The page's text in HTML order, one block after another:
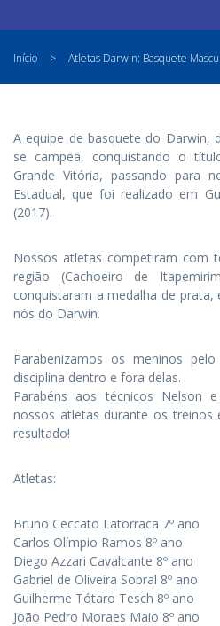
Início > Atletas Darwin: Basquete
A equipe de basquete do Darwin,
se campeã, conquistando o
Grande Vitória, passando para
Estadual, que foi realizado em
(2017).
Nossos atletas competiram com
região (Cachoeiro de
conquistaram a medalha de
nós do Darwin.
Parabenizamos os meninos
disciplina dentro e fora delas.
Parabéns aos técnicos Nelson
nossos atletas durante os
resultado!
Atletas:
Bruno Ceccato Latorraca 7º ano
Carlos Olímpio Ramos 8º ano
Diego Azzari Cavalcante 8º ano
Gabriel de Oliveira Sobral 8º ano
Guilherme Tótaro Tesch 8º ano
João Pedro Moraes Maio 8º ano